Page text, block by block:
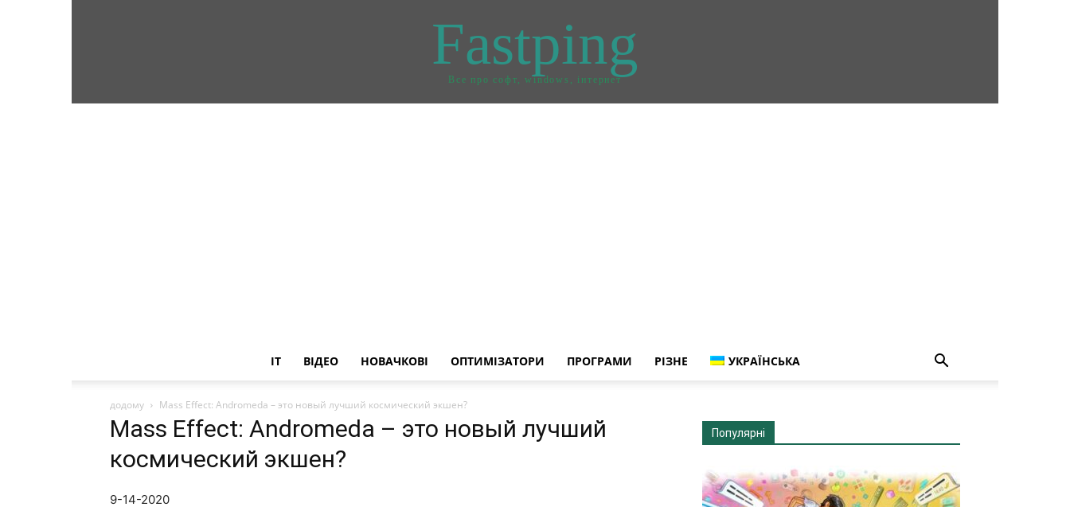
Fastping
Все про софт, windows, інтернет
IT ВІДЕО НОВАЧКОВІ ОПТИМІЗАТОРИ ПРОГРАМИ РІЗНЕ УКРАЇНСЬКА
додому Mass Effect: Andromeda – это новый лучший космический экшен?
Mass Effect: Andromeda – это новый лучший
космический экшен?
9-14-2020
Популярні